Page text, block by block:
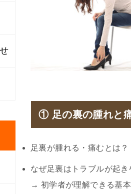
① 足の裏の腫れと
足裏が腫れる・痛むとは？
なぜ足裏はトラブルが起
→ 初学者が理解できる基本